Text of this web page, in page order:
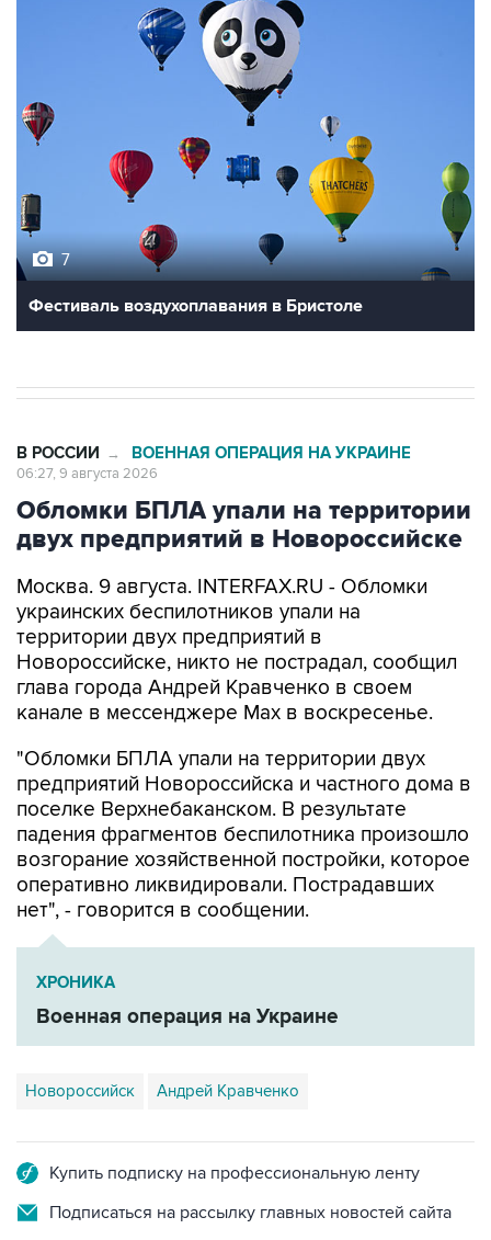
7
Фестиваль воздухоплавания в Бристоле
В РОССИИ → ВОЕННАЯ ОПЕРАЦИЯ НА УКРАИНЕ
06:27, 9 августа 2026
Обломки БПЛА упали на территории
двух предприятий в Новороссийске
Москва. 9 августа. INTERFAX.RU - Обломки
украинских беспилотников упали на
территории двух предприятий в
Новороссийске, никто не пострадал, сообщил
глава города Андрей Кравченко в своем
канале в мессенджере Max в воскресенье.
"Обломки БПЛА упали на территории двух
предприятий Новороссийска и частного дома в
поселке Верхнебаканском. В результате
падения фрагментов беспилотника произошло
возгорание хозяйственной постройки, которое
оперативно ликвидировали. Пострадавших
нет", - говорится в сообщении.
ХРОНИКА
Военная операция на Украине
Новороссийск Андрей Кравченко
Купить подписку на профессиональную ленту
Подписаться на рассылку главных новостей сайта